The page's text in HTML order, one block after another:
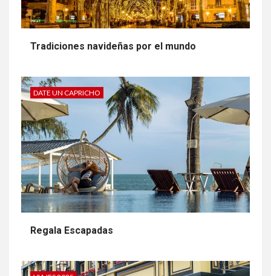
Tradiciones navideñas por el mundo
DATE UN CAPRICHO
Regala Escapadas